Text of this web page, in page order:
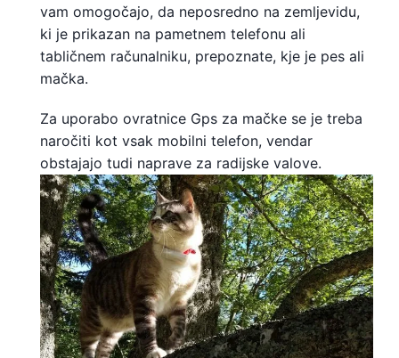
vam omogočajo, da neposredno na zemljevidu,
ki je prikazan na pametnem telefonu ali
tabličnem računalniku, prepoznate, kje je pes ali
mačka.
Za uporabo ovratnice Gps za mačke se je treba
naročiti kot vsak mobilni telefon, vendar
obstajajo tudi naprave za radijske valove.